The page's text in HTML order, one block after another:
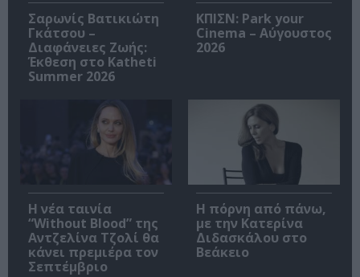
Σαρωνίς Βατικιώτη
Γκάτσου –
Διαφάνειες Ζωής:
Έκθεση στο Katheti
Summer 2026
ΚΠΙΣΝ: Park your
Cinema – Αύγουστος
2026
Η νέα ταινία
“Without Blood” της
Αντζελίνα Τζολί θα
κάνει πρεμιέρα τον
Σεπτέμβριο
Η πόρνη από πάνω,
με την Κατερίνα
Διδασκάλου στο
Βεάκειο